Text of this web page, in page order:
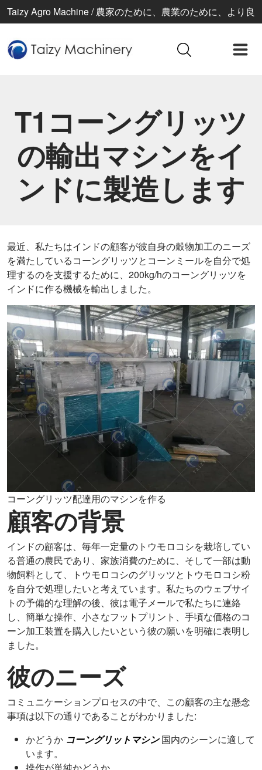
Taizy Agro Machine / 農家のために、農業のために、より良
T1コーングリッツ
の輸出マシンをイ
ンドに製造します
最近、私たちはインドの顧客が彼自身の穀物加工のニーズ
を満たしているコーングリッツとコーンミールを自分で処
理するのを支援するために、200kg/hのコーングリッツを
インドに作る機械を輸出しました。
コーングリッツ配達用のマシンを作る
顧客の背景
インドの顧客は、毎年一定量のトウモロコシを栽培してい
る普通の農民であり、家族消費のために、そして一部は動
物飼料として、トウモロコシのグリッツとトウモロコシ粉
を自分で処理したいと考えています。私たちのウェブサイ
トの予備的な理解の後、彼は電子メールで私たちに連絡
し、簡単な操作、小さなフットプリント、手頃な価格のコ
ーン加工装置を購入したいという彼の願いを明確に表明し
ました。
彼のニーズ
コミュニケーションプロセスの中で、この顧客の主な懸念
事項は以下の通りであることがわかりました:
かどうか コーングリットマシン国内のシーンに適して
います。